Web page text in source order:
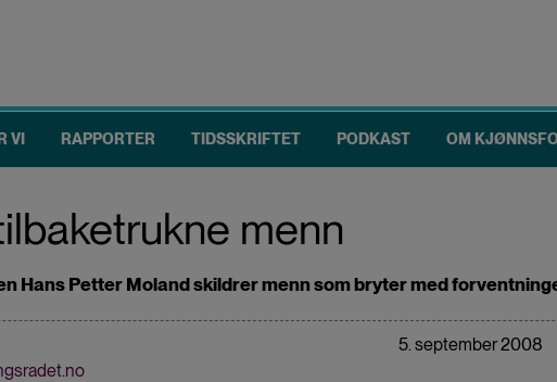
VI RAPPORTER TIDSSKRIFTET PODKAST OM
menn
Hans Petter Moland skildrer menn som bryter med
5. september 2008